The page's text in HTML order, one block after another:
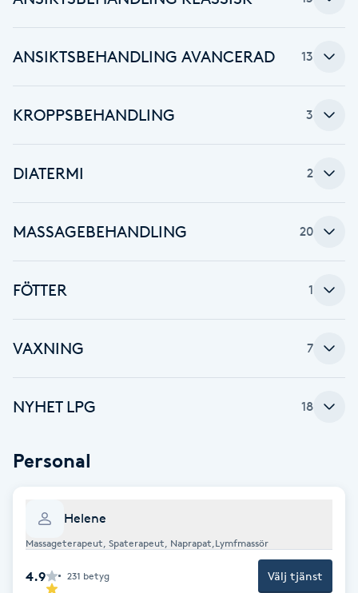
Babylights
Bambumassage
Barnklippning
Blowout
Bottenfärg
Bröllopsuppsättning
Celluliter
ANSIKTSBEHANDLING AVANCERAD 13
KROPPSBEHANDLING 3
DIATERMI 2
MASSAGEBEHANDLING 20
FÖTTER 1
VAXNING 7
NYHET LPG 18
Personal
Helene
Massageterapeut, Spaterapeut, Naprapat,Lymfmassör
4.9 231 betyg Välj tjänst